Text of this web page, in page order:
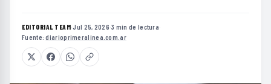
EDITORIAL TEAM·Jul 25, 2026·3 min de lectura·
Fuente:diarioprimeralinea.com.ar